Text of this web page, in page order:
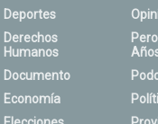
Deportes
Derechos
Humanos
Documento
Economía